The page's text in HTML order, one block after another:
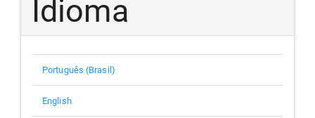
Idioma
Português (Brasil)
English